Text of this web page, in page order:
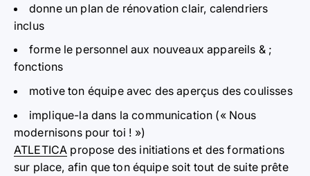
donne un plan de rénovation clair, calendriers
inclus
forme le personnel aux nouveaux appareils & ;
fonctions
motive ton équipe avec des aperçus des coulisses
implique-la dans la communication (« Nous
modernisons pour toi ! »)
ATLETICA propose des initiations et des formations
sur place, afin que ton équipe soit tout de suite prête